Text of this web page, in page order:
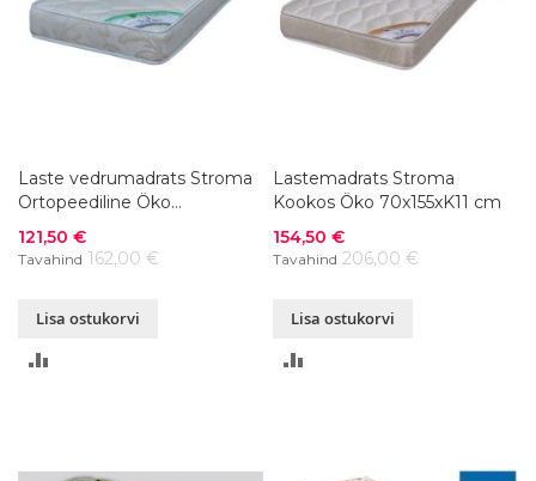
Laste vedrumadrats Stroma
Ortopeediline Öko
70x155xK15 cm
Soodushind
121,50 €
Tavahind 162,00 €
Lisa ostukorvi
Lastemadrats Stroma
Kookos Öko 70x155xK11 cm
Soodushind
154,50 €
Tavahind 206,00 €
Lisa ostukorvi